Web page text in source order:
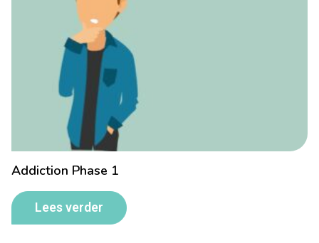
Addiction Phase 1
Lees verder